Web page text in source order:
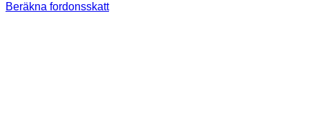
Beräkna fordonsskatt